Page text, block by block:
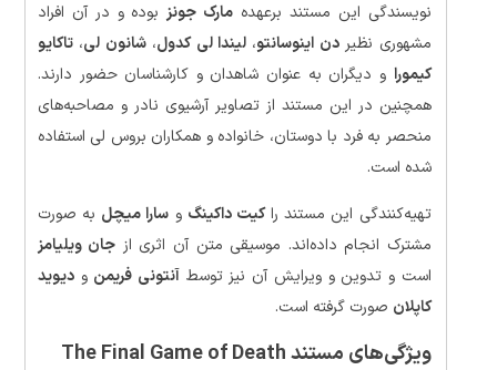
نویسندگی این مستند برعهده مارک جونزبوده و در آن افراد
مشهوری نظیردن اینوسانتو، لیندا لی کدول،شانون لی،تاکایو
کیمورا و دیگران به عنوان شاهدان و کارشناسان حضور دارند.
همچنین در این مستند از تصاویر آرشیوی نادر و مصاحبه‌های
منحصر به فرد با دوستان، خانواده و همکاران بروس لی استفاده
شده است.
تهیه‌کنندگی این مستند راکیت داکینگ و سارا میچل به صورت
مشترک انجام داده‌اند. موسیقی متن آن اثری از جان ویلیامز
است و تدوین و ویرایش آن نیز توسط آنتونی فریمن ودیوید
کاپلان صورت گرفته است.
ویژگی‌های مستند The Final Game of Death